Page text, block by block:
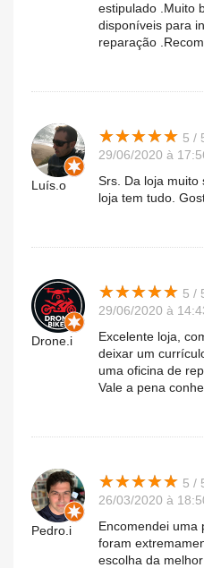
estipulado .Muito
disponíveis para
reparação
Luís.o
★★★★★
★★★★★ 5 /
29/06/2020 à
Srs. Da loja muito
loja tem tudo.
Drone.i
★★★★★
★★★★★ 5 /
29/06/2020 à
Excelente loja,
deixar um
uma oficina de
Vale a pena
Pedro.i
★★★★★
★★★★★ 5 /
26/03/2020 à
Encomendei uma
foram
escolha da